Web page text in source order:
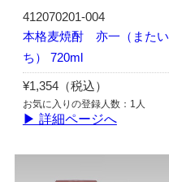
412070201-004
本格麦焼酎 亦一（またい
ち） 720ml
¥1,354（税込）
お気に入りの登録人数：1人
▶ 詳細ページへ